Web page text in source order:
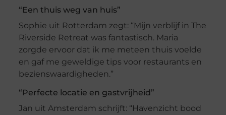
“Een thuis weg van huis”
Sophie uit Rotterdam zegt: “Mijn verblijf in The
Riverside Retreat was fantastisch. Maria
zorgde ervoor dat ik me meteen thuis voelde
en gaf me geweldige tips voor restaurants en
bezienswaardigheden.”
“Perfecte locatie en gastvrijheid”
Jan uit Amsterdam schrijft: “Havenzicht bood